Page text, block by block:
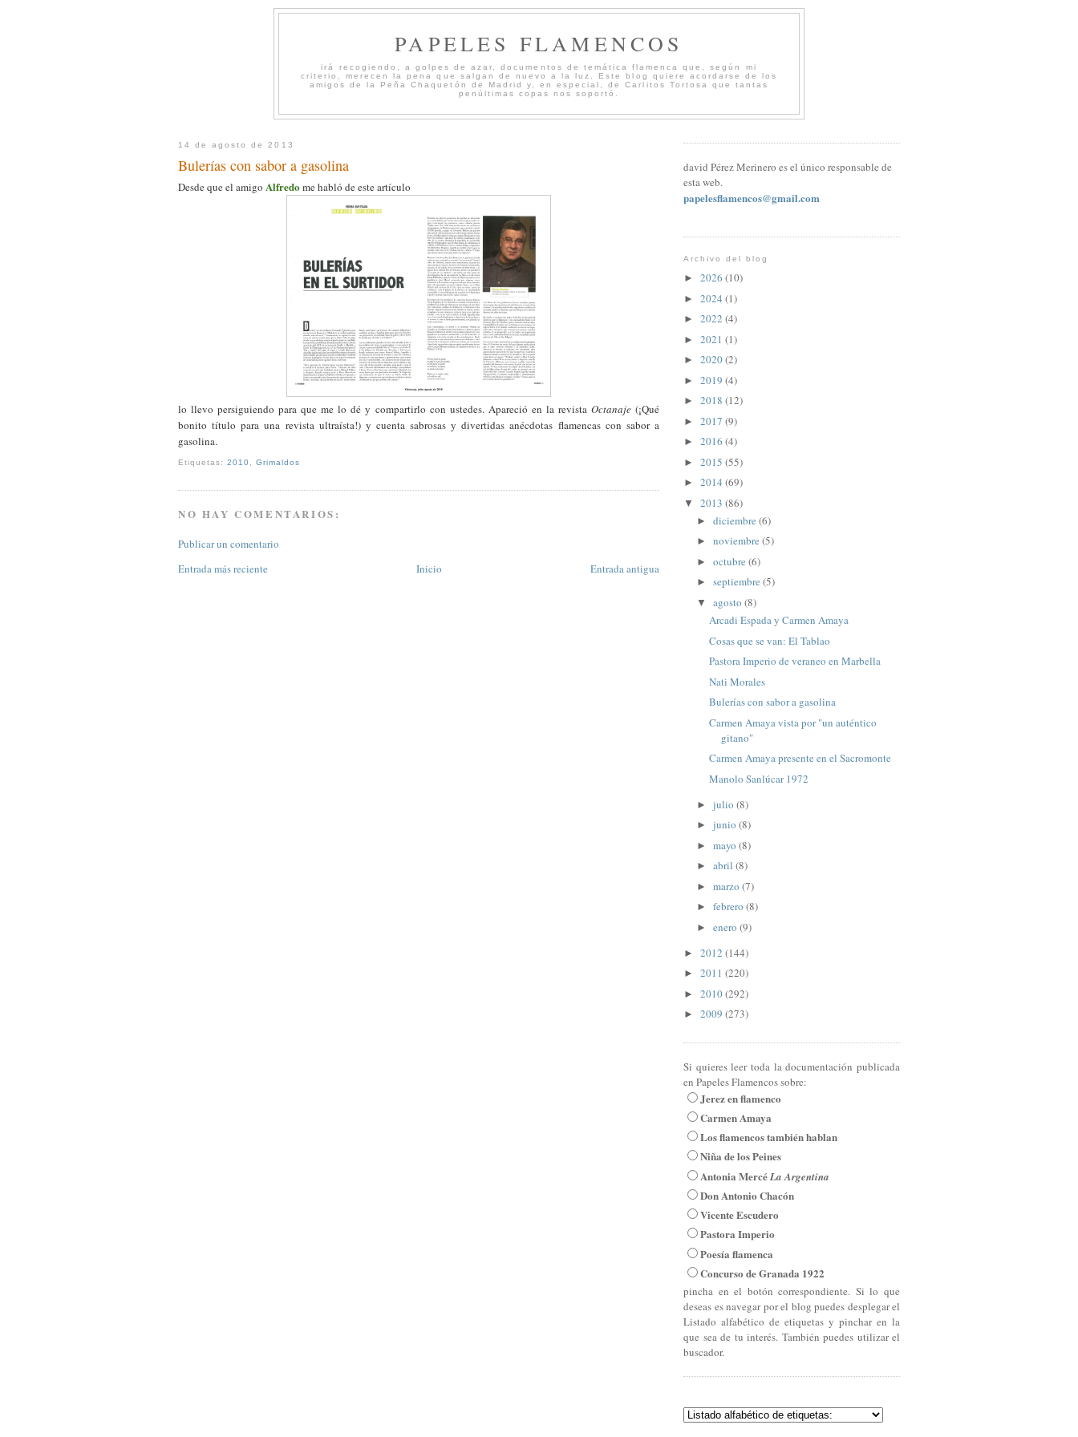
PAPELES FLAMENCOS
irá recogiendo, a golpes de azar, documentos de temática flamenca que, según mi
criterio, merecen la pena que salgan de nuevo a la luz. Este blog quiere acordarse de los
amigos de la Peña Chaquetón de Madrid y, en especial, de Carlitos Tortosa que tantas
penúltimas copas nos soportó.
14 de agosto de 2013
Bulerías con sabor a gasolina
Desde que el amigo Alfredo me habló de este artículo
lo llevo persiguiendo para que me lo dé y compartirlo con ustedes. Apareció en la revista Octanaje(¡Qué
bonito título para una revista ultraísta!) y cuenta sabrosas y divertidas anécdotas flamencas con sabor a
gasolina.
Etiquetas:2010 ,Grimaldos
NO HAY COMENTARIOS:
Publicar un comentario
Entrada más reciente
Entrada antigua
Inicio
david Pérez Merinero es el único responsable de
esta web.
papelesflamencos@gmail.com
Archivo del blog
► 2026 (10)
► 2024 (1)
► 2022 (4)
► 2021 (1)
► 2020(2)
► 2019 (4)
► 2018 (12)
► 2017 (9)
► 2016 (4)
► 2015 (55)
► 2014 (69)
▼ 2013 (86)
► diciembre (6)
► noviembre (5)
► octubre (6)
► septiembre (5)
▼ agosto (8)
Arcadi Espada y Carmen Amaya
Cosas que se van: El Tablao
Pastora Imperio de veraneo en Marbella
Nati Morales
Bulerías con sabor a gasolina
Carmen Amaya vista por "un auténtico
gitano"
Carmen Amaya presente en el Sacromonte
Manolo Sanlúcar 1972
► julio (8)
► junio (8)
► mayo (8)
► abril (8)
► marzo (7)
► febrero (8)
► enero (9)
► 2012 (144)
► 2011 (220)
► 2010(292)
► 2009 (273)
Si quieres leer toda la documentación publicada
en Papeles Flamencos sobre:
Jerez en flamenco
Carmen Amaya
Los flamencos también hablan
Niña de los Peines
Antonia MercéLa Argentina
Don Antonio Chacón
Vicente Escudero
Pastora Imperio
Poesía flamenca
Concurso de Granada 1922
pincha en el botón correspondiente. Si lo que
deseas es navegar por el blog puedes desplegar el
Listado alfabético de etiquetas y pinchar en la
que sea de tu interés. También puedes utilizar el
buscador.